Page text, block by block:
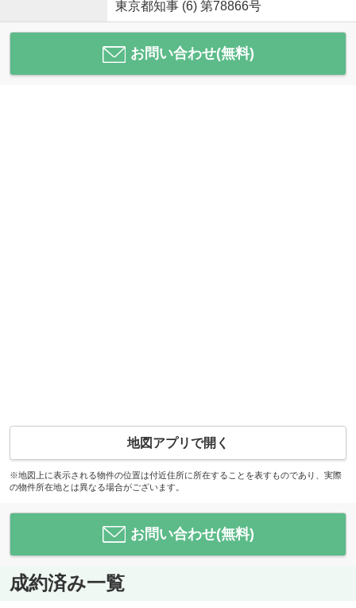
東京都知事 (6) 第78866号
お問い合わせ(無料)
地図アプリで開く
※地図上に表示される物件の位置は付近住所に所在することを表すものであり、実際
の物件所在地とは異なる場合がございます。
お問い合わせ(無料)
成約済み一覧